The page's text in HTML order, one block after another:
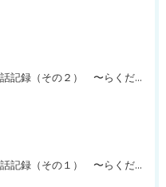
生成ＡＩとの対話記録（その２） 〜らくだメソッドによる自己観察をめぐって〜
生成ＡＩとの対話記録（その１） 〜らくだメソッドによる自己観察をめぐって〜